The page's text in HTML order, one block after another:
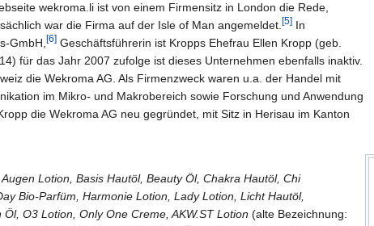
wekroma.li ist von einem Firmensitz in London die Rede,
war die Firma auf der Isle of Man angemeldet.[5] In
GmbH,[6] Geschäftsführerin ist Kropps Ehefrau Ellen Kropp (geb.
für das Jahr 2007 zufolge ist dieses Unternehmen ebenfalls inaktiv.
die Wekroma AG. Als Firmenzweck waren u.a. der Handel mit
im Mikro- und Makrobereich sowie Forschung und Anwendung
die Wekroma AG neu gegründet, mit Sitz in Herisau im Kanton
Lotion, Basis Hautöl, Beauty Öl, Chakra Hautöl, Chi
Bio-Parfüm, Harmonie Lotion, Lady Lotion, Licht Hautöl,
O3 Lotion, Only One Creme, AKW.ST Lotion (alte Bezeichnung: